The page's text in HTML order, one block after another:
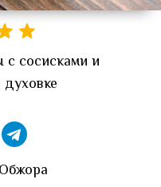
сосисками и